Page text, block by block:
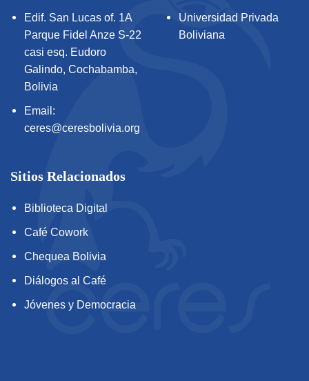
Edif. San Lucas of. 1A
Parque Fidel Anze S-22
casi esq. Eudoro
Galindo, Cochabamba,
Bolivia
Email:
ceres@ceresbolivia.org
Universidad Privada
Boliviana
Sitios Relacionados
Biblioteca Digital
Café Cowork
Chequea Bolivia
Diálogos al Café
Jóvenes y Democracia